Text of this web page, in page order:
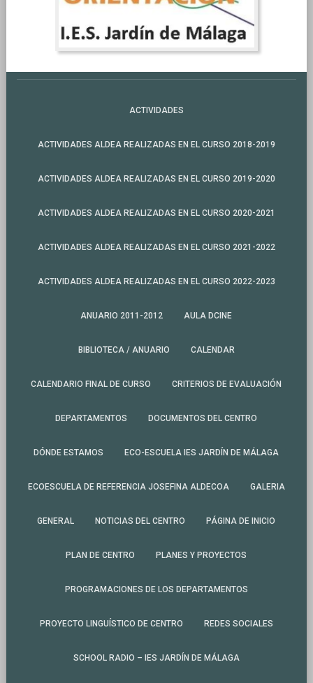
ACTIVIDADES
ACTIVIDADES ALDEA REALIZADAS EN EL CURSO 2018-2019
ACTIVIDADES ALDEA REALIZADAS EN EL CURSO 2019-2020
ACTIVIDADES ALDEA REALIZADAS EN EL CURSO 2020-2021
ACTIVIDADES ALDEA REALIZADAS EN EL CURSO 2021-2022
ACTIVIDADES ALDEA REALIZADAS EN EL CURSO 2022-2023
ANUARIO 2011-2012 AULA DCINE
BIBLIOTECA / ANUARIO CALENDAR
CALENDARIO FINAL DE CURSO CRITERIOS DE EVALUACIÓN
DEPARTAMENTOS DOCUMENTOS DEL CENTRO
DÓNDE ESTAMOS ECO-ESCUELA IES JARDÍN DE MÁLAGA
ECOESCUELA DE REFERENCIA JOSEFINA ALDECOA GALERIA
GENERAL NOTICIAS DEL CENTRO PÁGINA DE INICIO
PLAN DE CENTRO PLANES Y PROYECTOS
PROGRAMACIONES DE LOS DEPARTAMENTOS
PROYECTO LINGUÍSTICO DE CENTRO REDES SOCIALES
SCHOOL RADIO – IES JARDÍN DE MÁLAGA